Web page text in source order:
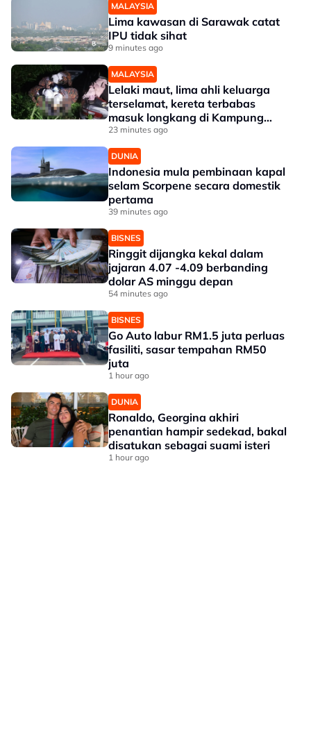
MALAYSIA
Lima kawasan di Sarawak catat
IPU tidak sihat
9 minutes ago
MALAYSIA
Lelaki maut, lima ahli keluarga
terselamat, kereta terbabas
masuk longkang di Kampung
Gajah
23 minutes ago
DUNIA
Indonesia mula pembinaan kapal
selam Scorpene secara domestik
pertama
39 minutes ago
BISNES
Ringgit dijangka kekal dalam
jajaran 4.07 -4.09 berbanding
dolar AS minggu depan
54 minutes ago
BISNES
Go Auto labur RM1.5 juta perluas
fasiliti, sasar tempahan RM50
juta
1 hour ago
DUNIA
Ronaldo, Georgina akhiri
penantian hampir sedekad, bakal
disatukan sebagai suami isteri
1 hour ago